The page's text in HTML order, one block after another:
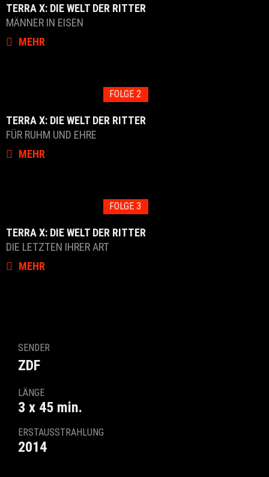
TERRA X: DIE WELT DER RITTER
MÄNNER IN EISEN
MEHR
FOLGE 2
TERRA X: DIE WELT DER RITTER
FÜR RUHM UND EHRE
MEHR
FOLGE 3
TERRA X: DIE WELT DER RITTER
DIE LETZTEN IHRER ART
MEHR
SENDER
ZDF
LÄNGE
3 x 45 min.
ERSTAUSSTRAHLUNG
2014